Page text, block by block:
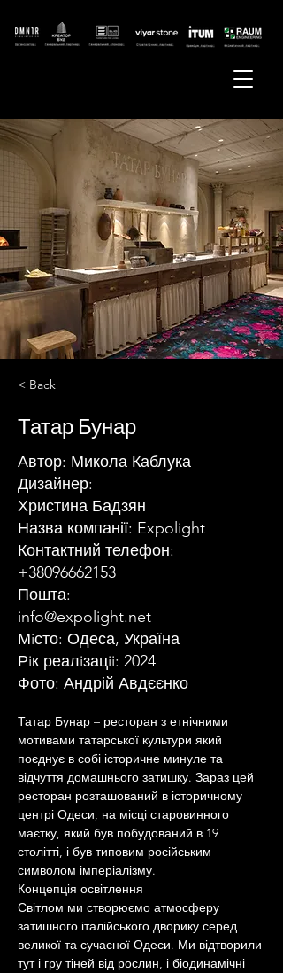
< Back
Татар Бунар
Автор: Микола Каблука
Дизайнер:
Христина Бадзян
Назва компанії: Expolight
Контактний телефон:
+38096662153
Пошта:
info@expolight.net
Мiсто: Одеса, Україна
Рiк реалiзацii: 2024
Фото: Андрій Авдєєнко
Татар Бунар – ресторан з етнічними
мотивами татарської культури який
поєднує в собі історичне минуле та
відчуття домашнього затишку. Зараз цей
ресторан розташований в історичному
центрі Одеси, на місці старовинного
маєтку, який був побудований в 19
столітті, і був типовим російським
символом імперіалізму.
Концепція освітлення
Світлом ми створюємо атмосферу
затишного італійського дворику серед
великої та сучасної Одеси. Ми відтворили
тут і гру тіней від рослин, і біодинамічні